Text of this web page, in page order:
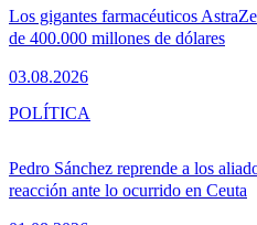
Los gigantes farmacéuticos
de 400.000 millones de dólares
03.08.2026
Pedro Sánchez reprende a los
reacción ante lo ocurrido en Ceuta
POLÍTICA